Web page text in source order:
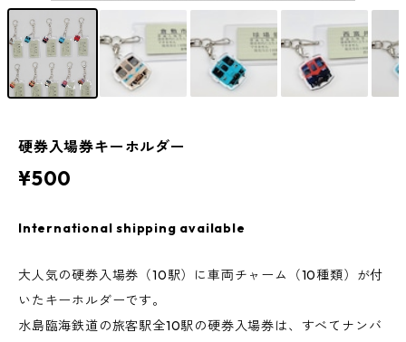
硬券入場券キーホルダー
¥500
International shipping available
大人気の硬券入場券（10駅）に車両チャーム（10種類）が付
いたキーホルダーです。
水島臨海鉄道の旅客駅全10駅の硬券入場券は、すべてナンバ